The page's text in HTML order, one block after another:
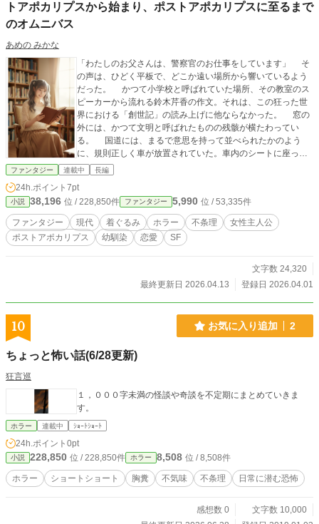
トアポカリプスから始まり、ポストアポカリプスに至るまで
のオムニバス
あめの みかな
​「わたしのお父さんは、警察官のお仕事をしています」 ​ そ
の声は、ひどく平板で、どこか遠い場所から響いているよう
だった。 かつて小学校と呼ばれていた場所、その教室のス
ピーカーから流れる鈴木芹香の作文。それは、この狂った世
界における「創世記」の読み上げに他ならなかった。 ​ 窓の
外には、かつて文明と呼ばれたものの残骸が横たわってい
る。 国道には、まるで意思を持って並べられたかのよう
に、規則正しく車が放置されていた。車内のシートに座って
いるのは、生身の人間ではなく、茶褐色に干からびたミイラ
た」というだけの理由で、逃げる間もなくその命を奪われ
た。 ​ 朽ちた電柱が斜めに空を指し、歩道橋の鉄柵は錆び、
剥げたペンキが風に舞う。 人っ子一人いない静まり返った
街並みに、芹香の朗読だけが重なる。 ​「お父さんは、２７年
前の『異変』のときも、遊園地で着ぐるみを着て風船を配っ
て死んでいく中で、ただひとり生き残ることができたそうで
す。……お母さんも、デパートで着ぐるみを着ていたから、
か数千にまで削り取られたあの日。 生き延びた者たちは知
った。一度でもその「毛皮」を脱げば、たちまち命が霧散す
ことを諦めた。そして、生まれたばかりの赤ん坊にも、産声
り、唯一の生存条件でもあった。 ​１ ​ 廃校の教室。 かつ
ては何十人もの子供がいたであろう広い空間に、机はわずか
四つしか置かれていない。そのうち三つの机を寄せ合い、大
衣、小島雪、そして鈴木芹香。 それぞれが異なる動物やキ
ャラクターの姿をしているが、その中身がどのような顔をし
ているのか、彼女たち自身も久しく見ていない。 ​ その様子
を少し離れた場所から見つめる視線があった。
ファンタジー 連載中 長編
24h.ポイント 7pt
小説 38,196 位 / 228,850件 ファンタジー 5,990 位 / 53,335件
ファンタジー 現代 着ぐるみ ホラー 不条理
女性主人公
ポストアポカリプス
幼馴染 恋愛 SF
文字数 24,320
最終更新日 2026.04.13
登録日 2026.04.01
10 お気に入り追加 2
ちょっと怖い話(6/28更新)
狂言巡
１，０００字未満の怪談や奇談を不定期にまとめていきま
す。
ホラー 連載中 ｼｮｰﾄｼｮｰﾄ
24h.ポイント 0pt
小説 228,850 位 / 228,850件 ホラー 8,508 位 / 8,508件
ホラー ショートショート 胸糞 不気味 不条理 日常に潜む恐怖
感想数 0
文字数 10,000